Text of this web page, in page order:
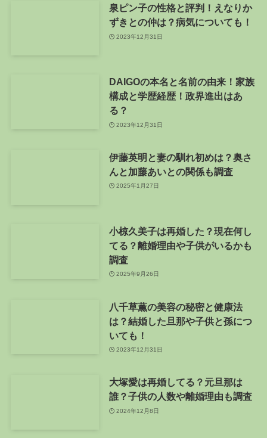
泉ピン子の性格と評判！えなりか
ずきとの仲は？病気についても！
2023年12月31日
DAIGOの本名と名前の由来！家族
構成と学歴経歴！政界進出はあ
る？
2023年12月31日
伊藤英明と妻の馴れ初めは？奥さ
んと加藤あいとの関係も調査
2025年1月27日
小椋久美子は再婚した？現在何し
てる？離婚理由や子供がいるかも
調査
2025年9月26日
八千草薫の美容の秘密と健康法
は？結婚した旦那や子供と孫につ
いても！
2023年12月31日
大塚愛は再婚してる？元旦那は
誰？子供の人数や離婚理由も調査
2024年12月8日